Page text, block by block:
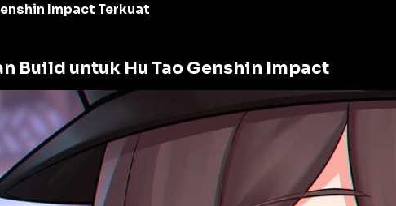
Impact Terkuat
Build untuk Hu Tao Genshin Impact